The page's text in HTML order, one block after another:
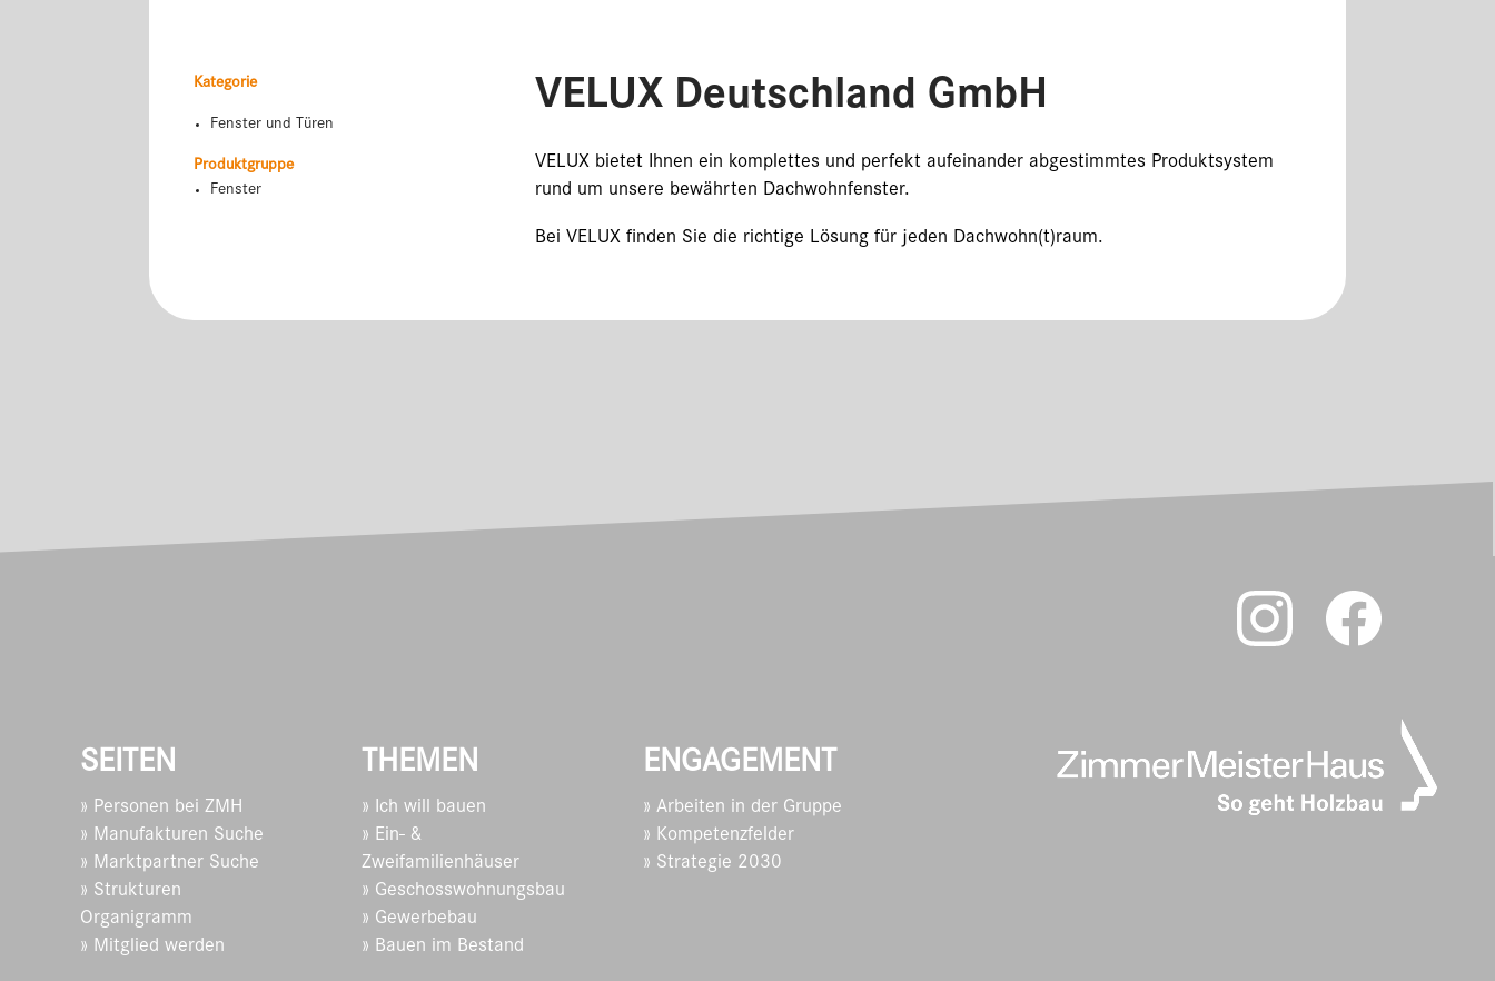
Kategorie
Fenster und Türen
Produktgruppe
Fenster
VELUX Deutschland GmbH
VELUX bietet Ihnen ein komplettes und perfekt aufeinander abgestimmtes Produktsystem
rund um unsere bewährten Dachwohnfenster.
Bei VELUX finden Sie die richtige Lösung für jeden Dachwohn(t)raum.
SEITEN
» Personen bei ZMH
» Manufakturen Suche
» Marktpartner Suche
» Strukturen
Organigramm
» Mitglied werden
THEMEN
» Ich will bauen
» Ein- &
Zweifamilienhäuser
» Geschosswohnungsbau
» Gewerbebau
» Bauen im Bestand
ENGAGEMENT
» Arbeiten in der Gruppe
» Kompetenzfelder
» Strategie 2030
Player